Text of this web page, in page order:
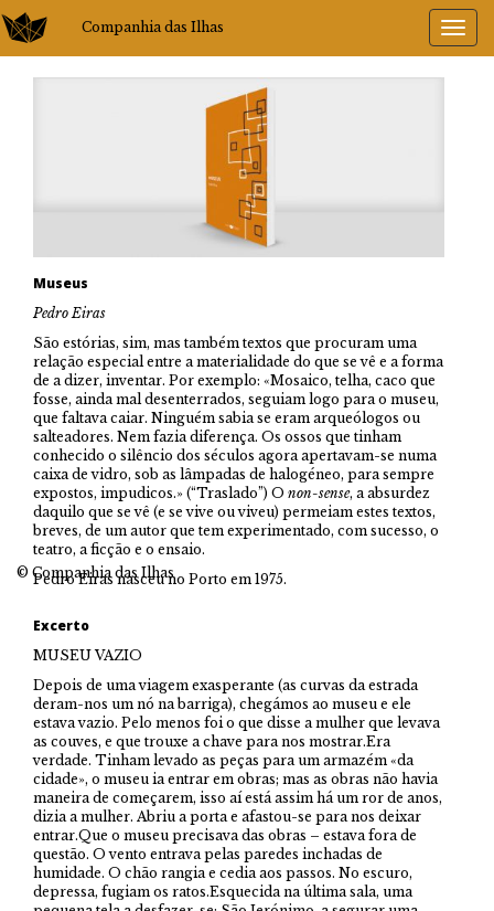
Companhia das Ilhas
Museus
Pedro Eiras
São estórias, sim, mas também textos que procuram uma
relação especial entre a materialidade do que se vê e a forma
de a dizer, inventar. Por exemplo: «Mosaico, telha, caco que
fosse, ainda mal desenterrados, seguiam logo para o museu,
que faltava caiar. Ninguém sabia se eram arqueólogos ou
salteadores. Nem fazia diferença. Os ossos que tinham
conhecido o silêncio dos séculos agora apertavam-se numa
caixa de vidro, sob as lâmpadas de halogéneo, para sempre
expostos, impudicos.» (“Traslado”) O non-sense, a absurdez
daquilo que se vê (e se vive ou viveu) permeiam estes textos,
breves, de um autor que tem experimentado, com sucesso, o
teatro, a ficção e o ensaio.
Pedro Eiras nasceu no Porto em 1975.
Excerto
MUSEU VAZIO
Depois de uma viagem exasperante (as curvas da estrada
deram-nos um nó na barriga), chegámos ao museu e ele
estava vazio. Pelo menos foi o que disse a mulher que levava
as couves, e que trouxe a chave para nos mostrar.Era
verdade. Tinham levado as peças para um armazém «da
cidade», o museu ia entrar em obras; mas as obras não havia
maneira de começarem, isso aí está assim há um ror de anos,
dizia a mulher. Abriu a porta e afastou-se para nos deixar
entrar.Que o museu precisava das obras – estava fora de
questão. O vento entrava pelas paredes inchadas de
humidade. O chão rangia e cedia aos passos. No escuro,
depressa, fugiam os ratos.Esquecida na última sala, uma
© Companhia das Ilhas